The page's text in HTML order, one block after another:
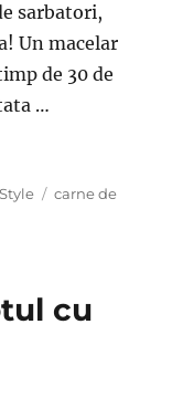
sarbatori,
Un macelar
de 30 de
…
face
Tags
carne de
cu